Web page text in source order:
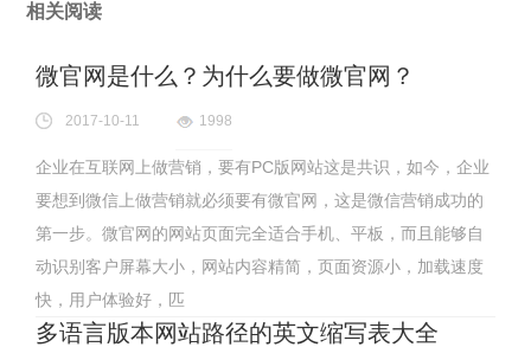
相关阅读
微官网是什么？为什么要做微官网？
2017-10-11 1998
企业在互联网上做营销，要有PC版网站这是共识，如今，企业
要想到微信上做营销就必须要有微官网，这是微信营销成功的
第一步。微官网的网站页面完全适合手机、平板，而且能够自
动识别客户屏幕大小，网站内容精简，页面资源小，加载速度
快，用户体验好，匹
多语言版本网站路径的英文缩写表大全